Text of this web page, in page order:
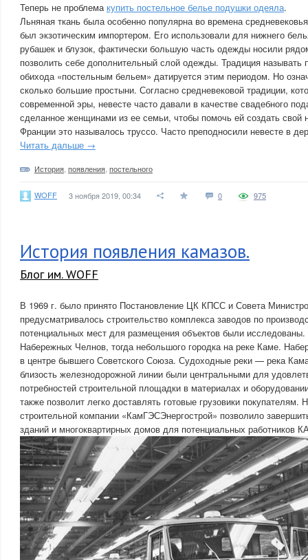
Теперь не проблемакупить постельное белье подушки одеяла.
Льняная ткань была особенно популярна во времена
был экзотическим импортером. Его использовали для нижнего
рубашек и блузок, фактически большую часть одежды носили
позволить себе дополнительный слой одежды. Традиция
обихода «постельным бельем» датируется этим периодом. Но
сколько большие простыни. Согласно средневековой традиции,
современной эры, невесте часто давали в качестве свадебного
сделанное женщинами из ее семьи, чтобы помочь ей создать
Франции это называлось труссо. Часто преподносили невесте в
Читать дальше →
История появления постельного
WOFF 3 ноября 2019, 00:34 0 975
История появления камазов.
Блог им. WOFF
В 1969 г. было принято Постановление ЦК КПСС и Совета
предусматривалось строительство комплекса заводов по
потенциальных мест для размещения объектов были
Набережных Челнов, тогда небольшого городка на реке Каме.
в центре бывшего Советского Союза. Судоходные реки — река
близость железнодорожной линии были центральными для
потребностей строительной площадки в материалах и
также позволит легко доставлять готовые грузовики покупателям.
строительной компании «КамГЭСЭнергострой» позволило
зданий и многоквартирных домов для потенциальных работников